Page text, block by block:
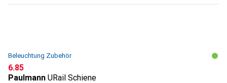
Beleuchtung Zubehör
CHF
6.85
Paulmann URail Schiene